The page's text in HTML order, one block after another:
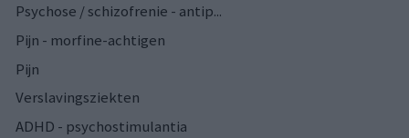
Psychose / schizofrenie - antip...
Pijn - morfine-achtigen
Pijn
Verslavingsziekten
ADHD - psychostimulantia